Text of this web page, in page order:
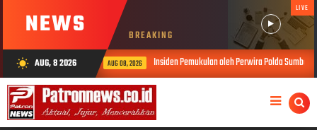
NEWS BREAKING
LIVE
wb_sunny AUG, 8 2026
AUG 08, 2026 Insiden Pemukulan oleh Perwira Polda Sumbar, Kabid Humas: Propam